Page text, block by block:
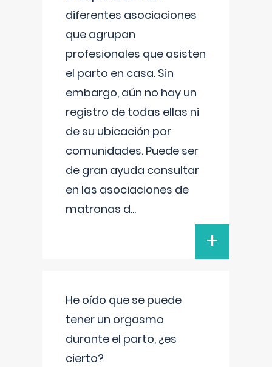
diferentes asociaciones
que agrupan
profesionales que asisten
el parto en casa. Sin
embargo, aún no hay un
registro de todas ellas ni
de su ubicación por
comunidades. Puede ser
de gran ayuda consultar
en las asociaciones de
matronas d...
+
He oído que se puede
tener un orgasmo
durante el parto, ¿es
cierto?